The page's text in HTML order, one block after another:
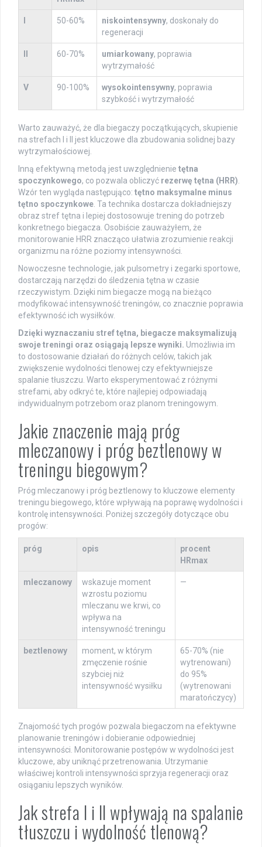
I 50-60% niskointensywny, doskonały do
regeneracji
II 60-70% umiarkowany, poprawia
wytrzymałość
V 90-100% wysokointensywny, poprawia
szybkość i wytrzymałość
Warto zauważyć, że dla biegaczy początkujących, skupienie
na strefach I i II jest kluczowe dla zbudowania solidnej bazy
wytrzymałościowej.
Inną efektywną metodą jest uwzględnienie tętna
spoczynkowego, co pozwala obliczyć rezerwę tętna (HRR)
Wzór ten wygląda następująco: tętno maksymalne minus
tętno spoczynkowe . Ta technika dostarcza dokładniejszy
obraz stref tętna i lepiej dostosowuje trening do potrzeb
konkretnego biegacza. Osobiście zauważyłem, że
monitorowanie HRR znacząco ułatwia zrozumienie reakcji
organizmu na różne poziomy intensywności.
Nowoczesne technologie, jak pulsometry i zegarki sportowe,
dostarczają narzędzi do śledzenia tętna w czasie
rzeczywistym. Dzięki nim biegacze mogą na bieżąco
modyfikować intensywność treningów, co znacznie poprawia
efektywność ich wysiłków.
Dzięki wyznaczaniu stref tętna, biegacze maksymalizują
swoje treningi oraz osiągają lepsze wyniki. Umożliwia im
to dostosowanie działań do różnych celów, takich jak
zwiększenie wydolności tlenowej czy efektywniejsze
spalanie tłuszczu. Warto eksperymentować z różnymi
strefami, aby odkryć te, które najlepiej odpowiadają
indywidualnym potrzebom oraz planom treningowym.
Jakie znaczenie mają próg
mleczanowy i próg beztlenowy w
treningu biegowym?
Próg mleczanowy i próg beztlenowy to kluczowe elementy
treningu biegowego, które wpływają na poprawę wydolności i
kontrolę intensywności. Poniżej szczegóły dotyczące obu
progów:
próg opis
procent
HRmax
mleczanowy
wskazuje moment
wzrostu poziomu
mleczanu we krwi, co
wpływa na
intensywność treningu
—
beztlenowy
moment, w którym
zmęczenie rośnie
szybciej niż
intensywność wysiłku
65-70% (nie
wytrenowani)
do 95%
(wytrenowani
maratończycy)
Znajomość tych progów pozwala biegaczom na efektywne
planowanie treningów i dobieranie odpowiedniej
intensywności. Monitorowanie postępów w wydolności jest
kluczowe, aby uniknąć przetrenowania. Utrzymanie
właściwej kontroli intensywności sprzyja regeneracji oraz
osiąganiu lepszych wyników.
Jak strefa I i II wpływają na spalanie
tłuszczu i wydolność tlenową?